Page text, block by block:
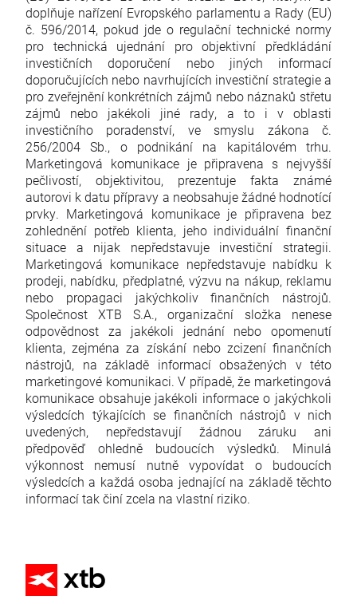
doplňuje nařízení Evropského parlamentu a Rady (EU)
č. 596/2014, pokud jde o regulační technické normy
pro technická ujednání pro objektivní předkládání
investičních doporučení nebo jiných informací
doporučujících nebo navrhujících investiční strategie a
pro zveřejnění konkrétních zájmů nebo náznaků střetu
zájmů nebo jakékoli jiné rady, a to i v oblasti
investičního poradenství, ve smyslu zákona č.
256/2004 Sb., o podnikání na kapitálovém trhu.
Marketingová komunikace je připravena s nejvyšší
pečlivostí, objektivitou, prezentuje fakta známé
autorovi k datu přípravy a neobsahuje žádné hodnotící
prvky. Marketingová komunikace je připravena bez
zohlednění potřeb klienta, jeho individuální finanční
situace a nijak nepředstavuje investiční strategii.
Marketingová komunikace nepředstavuje nabídku k
prodeji, nabídku, předplatné, výzvu na nákup, reklamu
nebo propagaci jakýchkoliv finančních nástrojů.
Společnost XTB S.A., organizační složka nenese
odpovědnost za jakékoli jednání nebo opomenutí
klienta, zejména za získání nebo zcizení finančních
nástrojů, na základě informací obsažených v této
marketingové komunikaci. V případě, že marketingová
komunikace obsahuje jakékoli informace o jakýchkoli
výsledcích týkajících se finančních nástrojů v nich
uvedených, nepředstavují žádnou záruku ani
předpověď ohledně budoucích výsledků. Minulá
výkonnost nemusí nutně vypovídat o budoucích
výsledcích a každá osoba jednající na základě těchto
informací tak činí zcela na vlastní riziko.